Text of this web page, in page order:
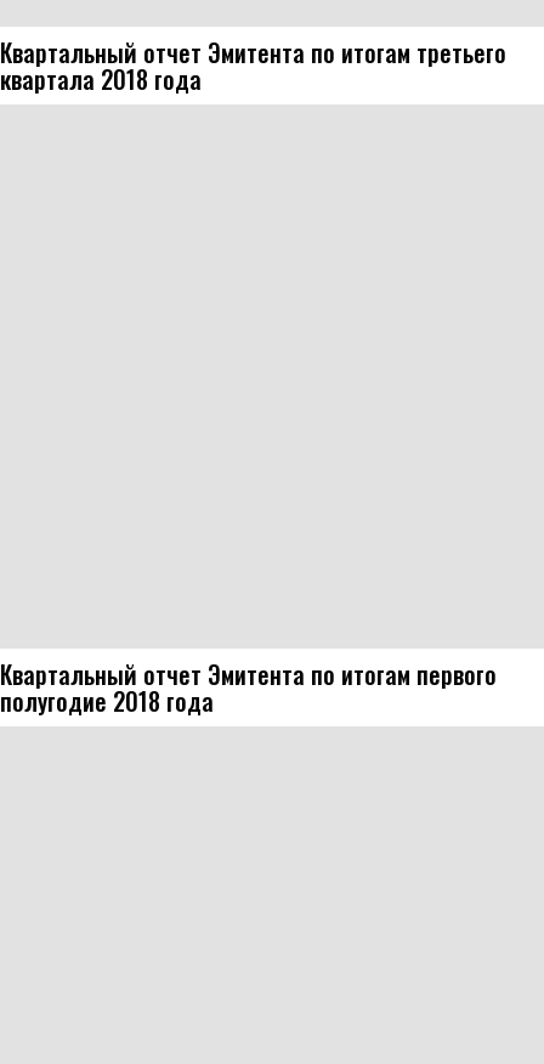
Квартальный отчет Эмитента по итогам третьего
квартала 2018 года
Квартальный отчет Эмитента по итогам первого
полугодие 2018 года